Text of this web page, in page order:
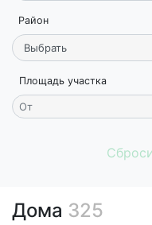
Район
Площадь участка
Дома 325